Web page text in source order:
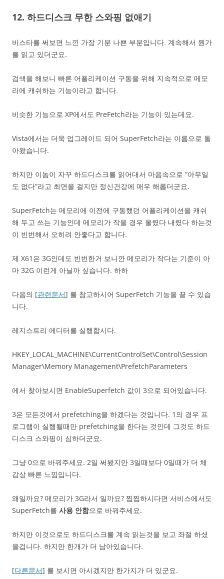
12. 하드디스크 무한 스와핑 없애기
비스타를 써보면 느낀 가장 기분 나쁜 부분입니다. 계속해서 뭔가
를 읽고 있더군요.
검색을 해보니 빠른 어플리케이션 구동을 위해 지속적으로 메모
리에 캐쉬하는 기능이라고 합니다.
비슷한 기능으로 XP에서도 PreFetch라는 기능이 있는데요.
Vista에서는 더욱 업그레이드 되어 SuperFetch라는 이름으로 돌
아왔습니다.
하지만 이놈이 자꾸 하드디스크를 읽어대서 마음속으로 “아무일
도 없다”라고 최면을 걸지만 정신건강에 매우 해롭더군요.
SuperFetch는 메모리에 이전에 구동했던 어플리케이션을 캐쉬
해 두고 쓰는 기능인데 메모리가 작을 경우 올렸다 내렸다 하는것
이 빈번해서 오히려 안좋다고 합니다.
제 X61은 3G인데도 빈번한거 보니깐 메모리가 작다는 기준이 아
마 32G 이런게 아닐까 싶습니다. 하하
다음의 [관련문서] 를 참고하시어 SuperFetch 기능을 끌 수 있습
니다.
레지스트리 에디터를 실행합시다.
HKEY_LOCAL_MACHINE\CurrentControlSet\Control\Session
Manager\Memory Management\PrefetchParameters
에서 찾아보시면 EnableSuperfetch 값이 3으로 되어있습니다.
3은 모든것에서 prefetching을 하겠다는 것입니다. 1의 경우 프
로그램이 실행될때만 prefetching을 한다는 것인데 그것도 하드
디스크 스와핑이 심하더군요.
그냥 0으로 바꿔주세요. 2일 써봤지만 3일때보다 0일때가 더 체
감상 빠른 느낌입니다.
왜일까요? 메모리가 3G라서 일까요? 찝찝하시다면 서비스에서도
SuperFetch를 사용 안함으로 바꿔주세요.
하지만 이것으로도 하드디스크를 계속 읽는것을 보고 좌절 하셨
을겁니다. 하지만 한개가 더 남아있습니다.
[다른문서] 를 보시면 아시겠지만 한가지가 더 있군요.